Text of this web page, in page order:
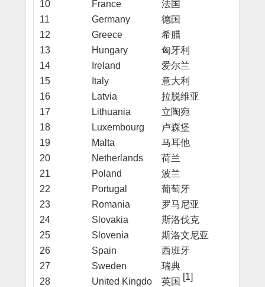
10 France
法国
11
Germany
德国
12
Greece
希腊
13
Hungary
匈牙利
14
Ireland
爱尔兰
15
Italy
意大利
16
Latvia
拉脱维亚
17
Lithuania
立陶宛
18
Luxembourg
卢森堡
19
Malta
马耳他
20
Netherlands
荷兰
21
Poland
波兰
22
Portugal
葡萄牙
23
Romania
罗马尼亚
24
Slovakia
斯洛伐克
25
Slovenia
斯洛文尼亚
26
Spain
西班牙
27
Sweden
瑞典
28
United Kingdo
英国 [1]